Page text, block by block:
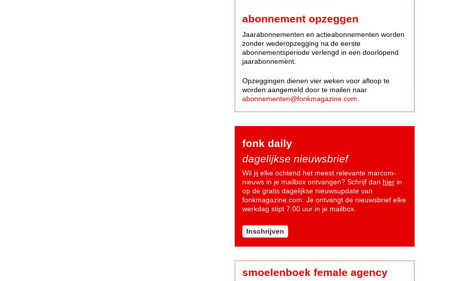
abonnement opzeggen
Jaarabonnementen en actieabonnementen worden
zonder wederopzegging na de eerste
abonnementsperiode verlengd in een doorlopend
jaarabonnement.
Opzeggingen dienen vier weken voor afloop te
worden aangemeld door te mailen naar
abonnementen@fonkmagazine.com
fonk daily
dagelijkse nieuwsbrief
Wil jij elke ochtend het meest relevante marcom-
nieuws in je mailbox ontvangen? Schrijf dan hier in
op de gratis dagelijkse nieuwsupdate van
fonkmagazine.com. Je ontvangt de nieuwsbrief elke
werkdag stipt 7.00 uur in je mailbox.
Inschrijven
smoelenboek female agency